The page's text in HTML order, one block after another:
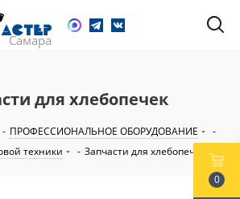
для хлебопечек
- ПРОФЕССИОНАЛЬНОЕ ОБОРУДОВАНИЕ
-
техники
- Запчасти для хлебопечек
0